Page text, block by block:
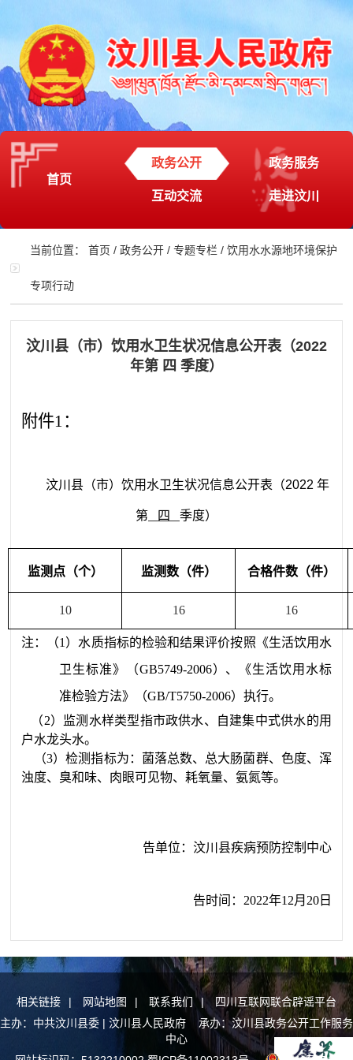
首页
政务公开 政务服务
互动交流 走进汶川
当前位置：首页 /政务公开 /专题专栏 /饮用水水源地环境保护
专项行动
汶川县（市）饮用水卫生状况信息公开表（2022
年第 四 季度）
附件1：
汶川县（市）饮用水卫生状况信息公开表 （2022 年
第 四 季度）
监测点（个） 监测数（件） 合格件数（件）
10 16 16
注 ：（1 ）水质指标的检验和结果评价按照《生活饮用水
卫生标准》（GB5749-2006）、《生活饮用水标
准检验方法》（GB/T5750-2006）执行。
（2）监测水样类型指市政供水、自建集中式供水的用
户水龙头水。
（3）检测指标为：菌落总数、总大肠菌群、色度、浑
浊度、臭和味、肉眼可见物、耗氧量、氨氮等。
告单位 ： 汶川县疾病预防控制中心
告时间 ： 2022年12月20日
相关链接 | 网站地图 | 联系我们 |
四川互联网联合辟谣平台
主办：中共汶川县委 | 汶川县人民政府 承办：汶川县政务公开工作服务
中心